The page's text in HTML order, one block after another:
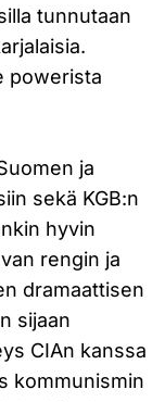
tunnutaan
powerista
ja
sekä KGB:n
hyvin
rengin ja
dramaattisen
sijaan
CIAn kanssa
kommunismin